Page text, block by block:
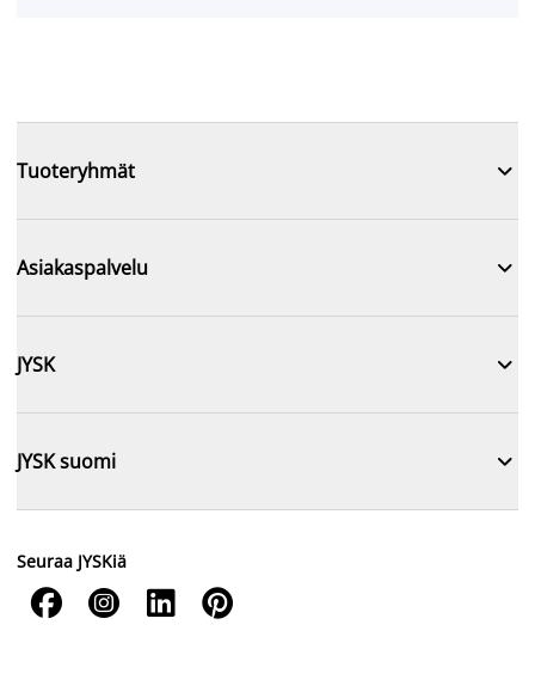
Tuoteryhmät 
Asiakaspalvelu 
JYSK 
JYSK suomi 
Seuraa JYSKiä
   